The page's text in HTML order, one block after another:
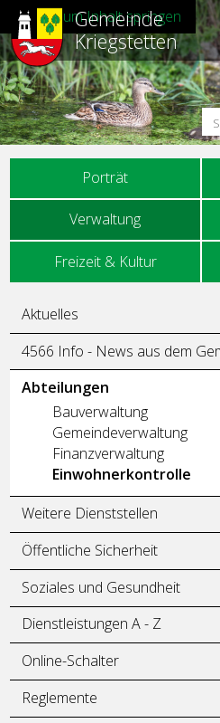
Direkt zum Inhalt springen
Hauptnavigation
Porträt
Verwaltung
Freizeit & Kultur
Gemeinde
Kriegstetten
Unternavigation
Aktuelles
4566 Info - News aus dem
Abteilungen
Bauverwaltung
Gemeindeverwaltung
Finanzverwaltung
Einwohnerkontrolle
Weitere Dienststellen
Öffentliche Sicherheit
Soziales und Gesundheit
Dienstleistungen A - Z
Online-Schalter
Reglemente